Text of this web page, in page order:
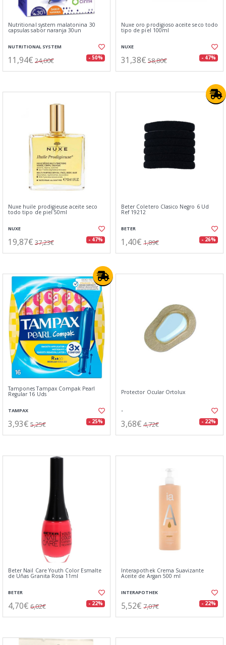
Nutritional system malatonina 30
capsulas sabor naranja 30un
NUTRITIONAL SYSTEM
11,94€ 24,00€ - 50%
Nuxe oro prodigioso aceite seco todo
tipo de piel 100ml
NUXE
31,38€ 58,80€ - 47%
Nuxe huile prodigieuse aceite seco
todo tipo de piel 50ml
NUXE
19,87€ 37,23€ - 47%
Beter Coletero Clasico Negro 6 Ud
Ref 19212
BETER
1,40€ 1,89€ - 26%
Tampones Tampax Compak Pearl
Regular 16 Uds
TAMPAX
3,93€ 5,25€ - 25%
Protector Ocular Ortolux
-
3,68€ 4,72€ - 22%
Beter Nail Care Youth Color Esmalte
de Uñas Granita Rosa 11ml
BETER
4,70€ 6,02€ - 22%
Interapothek Crema Suavizante
Aceite de Argan 500 ml
INTERAPOTHEK
5,52€ 7,07€ - 22%